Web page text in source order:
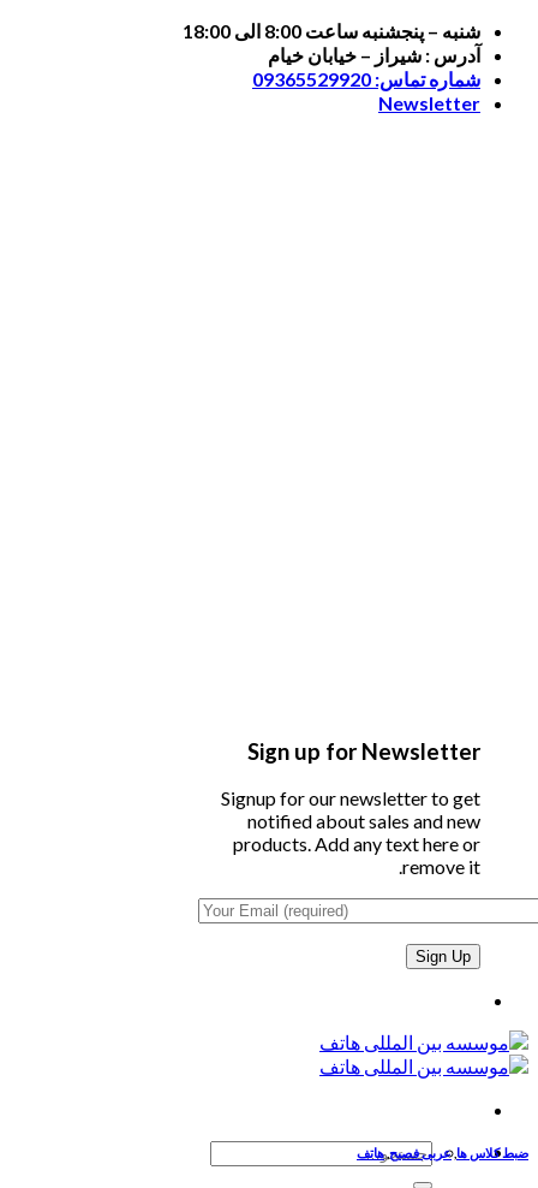
Skip
content
شنبه – پنجشنبه ساعت 8:00 الی 18:00
آدرس : شیراز – خیابان خیام
شماره تماس: 09365529920
Newsletter
Sign up for Newsletter
Signup for our newsletter to get
notified about sales and new
products. Add any text here or
remove it.
جستجو
ضبط کلاس ها ,عربی فصیح,هاتف